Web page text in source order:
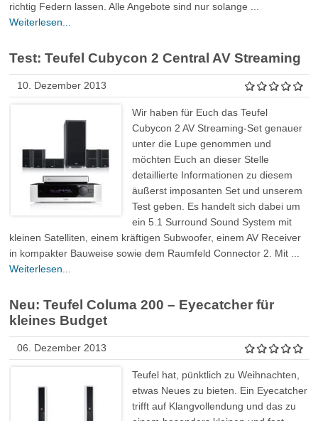
richtig Federn lassen. Alle Angebote sind nur solange ...
Weiterlesen...
Test: Teufel Cubycon 2 Central AV Streaming
10. Dezember 2013
Wir haben für Euch das Teufel
Cubycon 2 AV Streaming-Set genauer
unter die Lupe genommen und
möchten Euch an dieser Stelle
detaillierte Informationen zu diesem
äußerst imposanten Set und unserem
Test geben. Es handelt sich dabei um
ein 5.1 Surround Sound System mit
kleinen Satelliten, einem kräftigen Subwoofer, einem AV Receiver
in kompakter Bauweise sowie dem Raumfeld Connector 2. Mit ...
Weiterlesen...
Neu: Teufel Columa 200 – Eyecatcher für
kleines Budget
06. Dezember 2013
Teufel hat, pünktlich zu Weihnachten,
etwas Neues zu bieten. Ein Eyecatcher
trifft auf Klangvollendung und das zu